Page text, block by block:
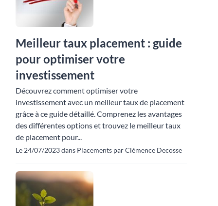
Meilleur taux placement : guide
pour optimiser votre
investissement
Découvrez comment optimiser votre
investissement avec un meilleur taux de placement
grâce à ce guide détaillé. Comprenez les avantages
des différentes options et trouvez le meilleur taux
de placement pour...
Le 24/07/2023 dans Placements par Clémence Decosse